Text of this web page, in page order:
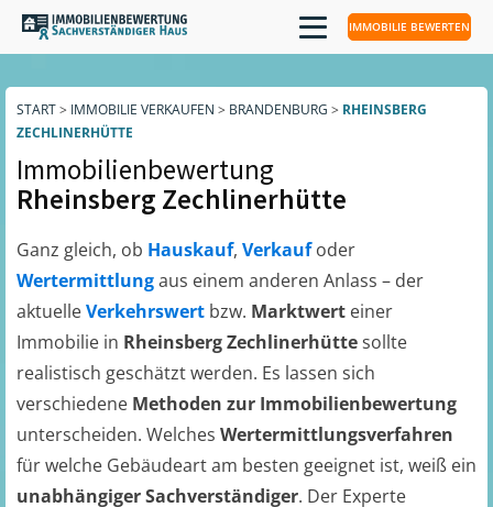
IMMOBILIE BEWERTEN
START> IMMOBILIE VERKAUFEN > BRANDENBURG > RHEINSBERG
ZECHLINERHÜTTE
Immobilienbewertung
Rheinsberg Zechlinerhütte
Ganz gleich, ob Hauskauf, Verkaufoder
Wertermittlungaus einem anderen Anlass – der
aktuelleVerkehrswert bzw. Marktwert einer
Immobilie in Rheinsberg Zechlinerhüttesollte
realistisch geschätzt werden. Es lassen sich
verschiedene Methoden zur Immobilienbewertung
unterscheiden. Welches Wertermittlungsverfahren
für welche Gebäudeart am besten geeignet ist, weiß ein
unabhängiger Sachverständiger. Der Experte